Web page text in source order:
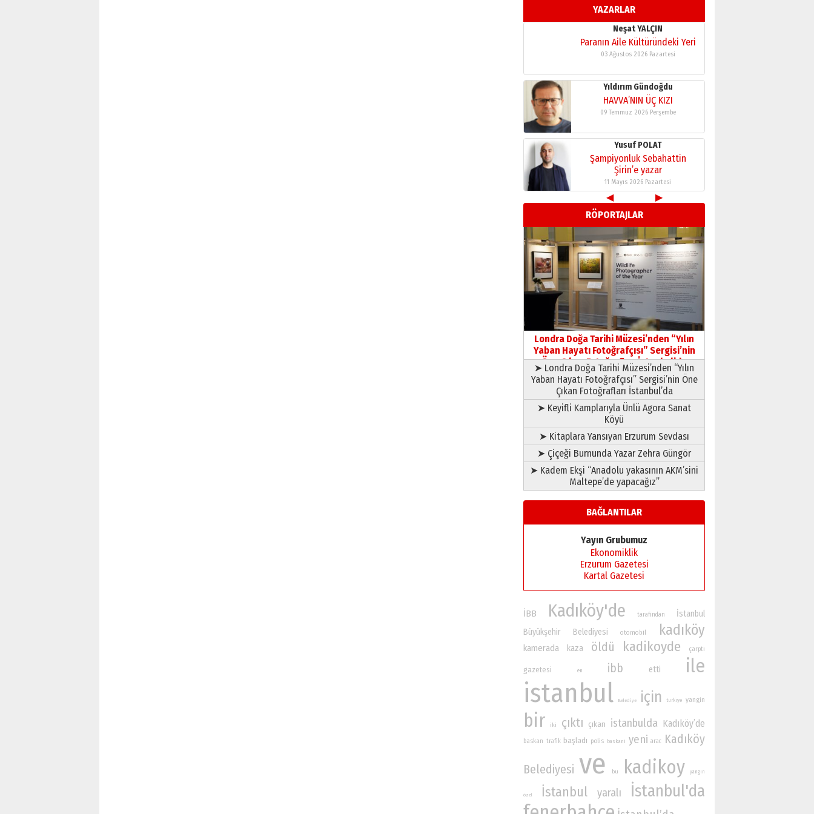
YAZARLAR
11 Mayıs 2026 Pazartesi
Neşat YALÇIN
Paranın Aile Kültüründeki Yeri
03 Ağustos 2026 Pazartesi
Yıldırım Gündoğdu
HAVVA’NIN ÜÇ KIZI
09 Temmuz 2026 Perşembe
Yusuf POLAT
Şampiyonluk Sebahattin
Şirin’e yazar
11 Mayıs 2026 Pazartesi
Neşat YALÇIN
Paranın Aile Kültüründeki Yeri
03 Ağustos 2026 Pazartesi
Yıldırım Gündoğdu
HAVVA’NIN ÜÇ KIZI
09 Temmuz 2026 Perşembe
Yusuf POLAT
Şampiyonluk Sebahattin
Şirin’e yazar
11 Mayıs 2026 Pazartesi
◀
▶
RÖPORTAJLAR
Londra Doğa Tarihi Müzesi’nden “Yılın
Yaban Hayatı Fotoğrafçısı” Sergisi’nin
Öne Çıkan Fotoğrafları İstanbul’da
➤ Londra Doğa Tarihi Müzesi’nden “Yılın
Yaban Hayatı Fotoğrafçısı” Sergisi’nin Öne
Çıkan Fotoğrafları İstanbul’da
➤ Keyifli Kamplarıyla Ünlü Agora Sanat
Köyü
➤ Kitaplara Yansıyan Erzurum Sevdası
➤ Çiçeği Burnunda Yazar Zehra Güngör
➤ Kadem Ekşi “Anadolu yakasının AKM’sini
Maltepe’de yapacağız”
BAĞLANTILAR
Yayın Grubumuz
Ekonomiklik
Erzurum Gazetesi
Kartal Gazetesi
İBB Kadıköy'de tarafından
İstanbul
Büyükşehir Belediyesi
otomobil kadıköy
kamerada kaza öldü kadikoyde çarptı
gazetesi en ibb etti ile
istanbul Belediye için turkiye yangin
bir iki çıktı çıkan istanbulda Kadıköy’de
baskan trafik başladı polis baskani yeni arac Kadıköy
Belediyesi ve bu kadikoy yangın
özel İstanbul yaralı İstanbul'da